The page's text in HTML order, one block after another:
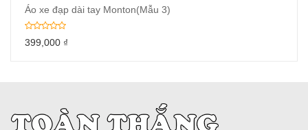
Áo xe đạp dài tay Monton(Mẫu 3)
399,000 ₫